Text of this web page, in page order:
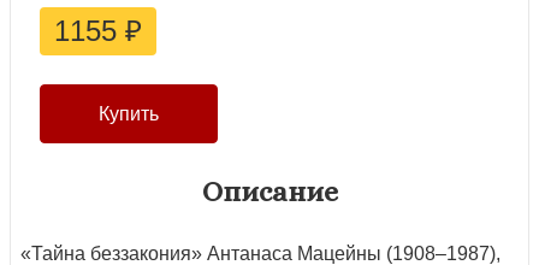
1155 ₽
Описание
«Тайна беззакония» Антанаса Мацейны (1908–1987),